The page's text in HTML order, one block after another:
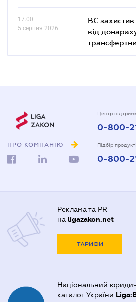
17.00
5 серпня 2026
ВС захистив
від
ПРО КОМПАНІЮ
Центр
0-800-
Підбір
0-800-
Реклама та PR
на ligazakon.net
ТАРИФИ
Національний
каталог України